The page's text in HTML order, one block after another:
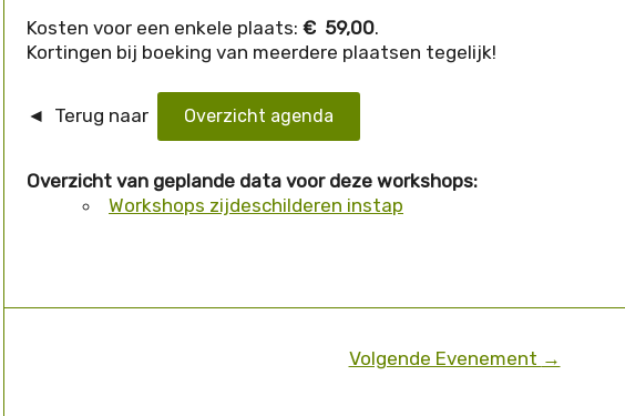
Kosten voor een enkele plaats: € 59,00.
Kortingen bij boeking van meerdere plaatsen tegelijk!
◄ Terug naar Overzicht agenda
Overzicht van geplande data voor deze workshops:
Workshops zijdeschilderen instap
Volgende Evenement →